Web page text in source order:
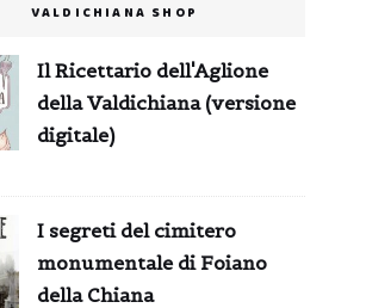
VALDICHIANA SHOP
Il Ricettario dell'Aglione
della Valdichiana (versione
digitale)
I segreti del cimitero
monumentale di Foiano
della Chiana